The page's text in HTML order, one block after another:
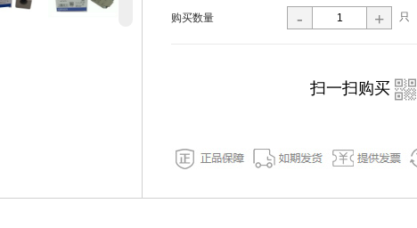
购买数量 - + 只
扫一扫购买 i